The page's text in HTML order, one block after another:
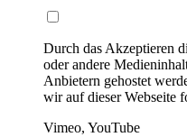
Durch das Akzeptieren
oder andere
Anbietern gehostet
wir auf dieser Webseite
Vimeo, YouTube